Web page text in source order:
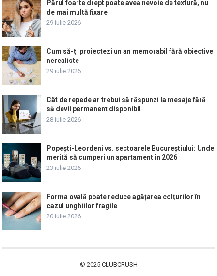
Părul foarte drept poate avea nevoie de textură, nu
de mai multă fixare
29 iulie 2026
Cum să-ți proiectezi un an memorabil fără obiective
nerealiste
29 iulie 2026
Cât de repede ar trebui să răspunzi la mesaje fără
să devii permanent disponibil
28 iulie 2026
Popești-Leordeni vs. sectoarele Bucureștiului: Unde
merită să cumperi un apartament în 2026
23 iulie 2026
Forma ovală poate reduce agățarea colțurilor în
cazul unghiilor fragile
20 iulie 2026
© 2025 CLUBCRUSH